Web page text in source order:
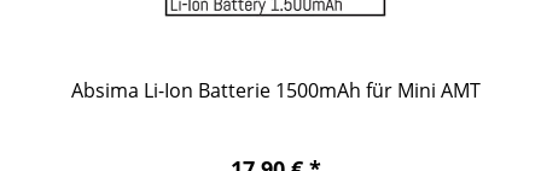
Absima Li-Ion Batterie 1500mAh für Mini AMT